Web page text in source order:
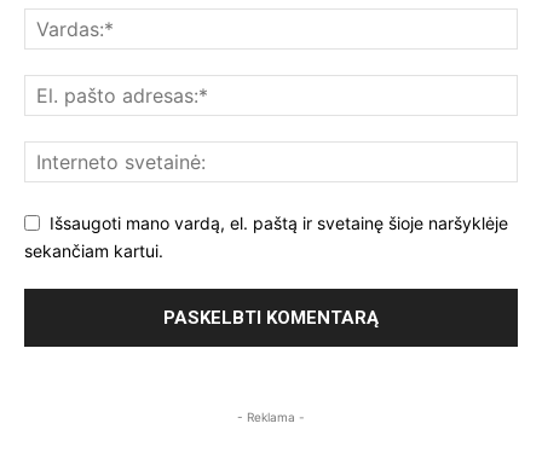
Išsaugoti mano vardą, el. paštą ir svetainę šioje naršyklėje
sekančiam kartui.
- Reklama -